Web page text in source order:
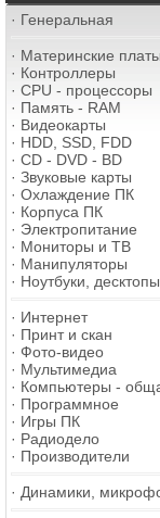
· Генеральная
· Материнские платы
· Контроллеры
· CPU - процессоры
· Память - RAM
· Видеокарты
· HDD, SSD, FDD
· CD - DVD - BD
· Звуковые карты
· Охлаждение ПК
· Корпуса ПК
· Электропитание
· Мониторы и ТВ
· Манипуляторы
· Ноутбуки, десктопы
· Интернет
· Принт и скан
· Фото-видео
· Мультимедиа
· Компьютеры -
· Программное
· Игры ПК
· Радиодело
· Производители
· Динамики,